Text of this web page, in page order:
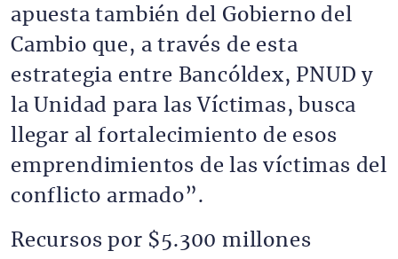
apuesta también del Gobierno del
Cambio que, a través de esta
estrategia entre Bancóldex, PNUD y
la Unidad para las Víctimas, busca
llegar al fortalecimiento de esos
emprendimientos de las víctimas del
conflicto armado”.
Recursos por $5.300 millones